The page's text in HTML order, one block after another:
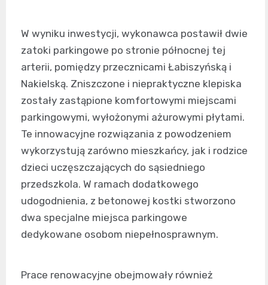
W wyniku inwestycji, wykonawca postawił dwie
zatoki parkingowe po stronie północnej tej
arterii, pomiędzy przecznicami Łabiszyńską i
Nakielską. Zniszczone i niepraktyczne klepiska
zostały zastąpione komfortowymi miejscami
parkingowymi, wyłożonymi ażurowymi płytami.
Te innowacyjne rozwiązania z powodzeniem
wykorzystują zarówno mieszkańcy, jak i rodzice
dzieci uczęszczających do sąsiedniego
przedszkola. W ramach dodatkowego
udogodnienia, z betonowej kostki stworzono
dwa specjalne miejsca parkingowe
dedykowane osobom niepełnosprawnym.
Prace renowacyjne obejmowały również